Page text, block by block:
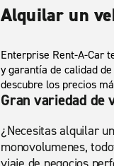
Alquilar un
Enterprise Rent-A-Car
y garantía de calidad
descubre los precios
Gran variedad de
¿Necesitas alquilar
monovolumenes,